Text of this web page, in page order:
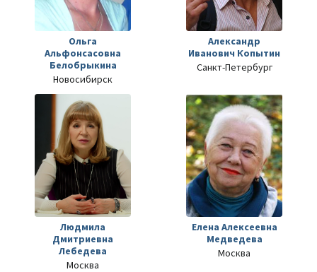
Ольга
Альфонсасовна
Белобрыкина
Новосибирск
Александр
Иванович Копытин
Санкт-Петербург
Людмила
Дмитриевна
Лебедева
Москва
Елена Алексеевна
Медведева
Москва